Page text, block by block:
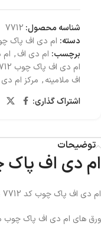
شناسه محصول: 7712
دسته: ام دی اف پاک
برچسب: ام دی اف,
ام دی اف پاک چوب 7712
اف ملامینه, مرکز ام
اشتراک گذاری:
توضیحات
ام دی اف پاک
ام دی اف پاک چوب کد 7712 ، با روکش های ملامینه ضد خش تولید می گردد.
ورق های ام دی اف پاک چوب